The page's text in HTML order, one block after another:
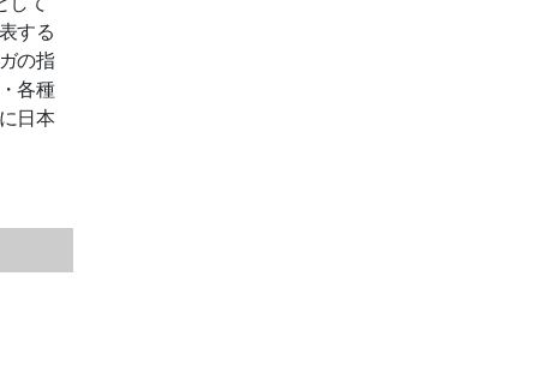
する
の指
各種
日本